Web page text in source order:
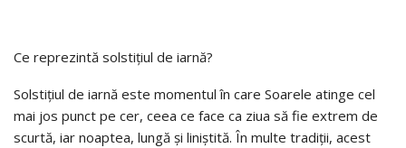
Ce reprezintă solstițiul de iarnă?
Solstițiul de iarnă este momentul în care Soarele atinge cel
mai jos punct pe cer, ceea ce face ca ziua să fie extrem de
scurtă, iar noaptea, lungă și liniștită. În multe tradiții, acest